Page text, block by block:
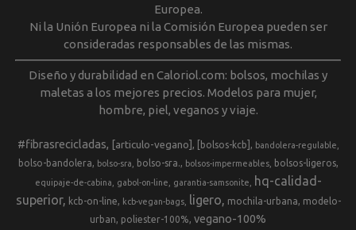
Europea.
Ni la Unión Europea ni la Comisión Europea pueden ser
consideradas responsables de las mismas.
Diseño y durabilidad en Caloriol.com: bolsos, mochilas y
maletas a los mejores precios. Modelos para mujer,
hombre, piel, veganos y viaje.
#fibrasrecicladas [articulo-vegano] [bolsos-kcb] bandolera-regulable
bolso-bandolera bolso-sra bolso-sra. bolsos-impermeables bolsos-ligeros
equipaje-de-cabina gabol-on-line garantia-samsonite
hq-calidad-
superior
kcb-on-line kcb-vegan-bags ligero mochila-urbana
modelo-
urban
poliester-100% vegano-100%